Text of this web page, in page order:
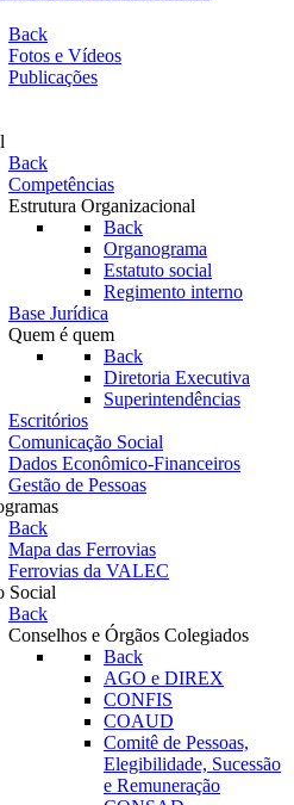
Back
Fotos e Vídeos
Publicações
Back
Competências
Estrutura Organizacional
Back
Organograma
Estatuto social
Regimento interno
Base Jurídica
Quem é quem
Back
Diretoria Executiva
Superintendências
Escritórios
Comunicação Social
Dados Econômico-Financeiros
Gestão de Pessoas
Back
Mapa das Ferrovias
Ferrovias da VALEC
Social
Back
Conselhos e Órgãos Colegiados
Back
AGO e DIREX
CONFIS
COAUD
Comitê de Pessoas,
Elegibilidade, Sucessão
e Remuneração